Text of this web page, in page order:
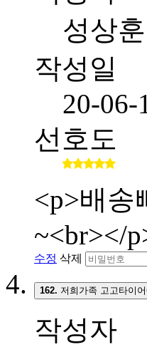
성상훈
작성일
20-06-
선호도
<p>배송
~<br></
수정 삭제
162. 저희가족 고고타이
작성자